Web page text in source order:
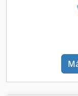
- Frenos de disco
temperatura -
- FRC - Suelo de
neto de
la compra como
por lo que en